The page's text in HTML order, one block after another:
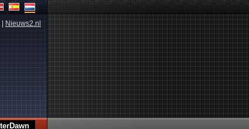
Nieuws2.nl